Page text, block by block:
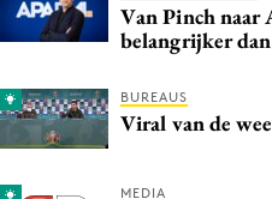
Van Pinch naar
belangrijker
BUREAUS
Viral van de
MEDIA